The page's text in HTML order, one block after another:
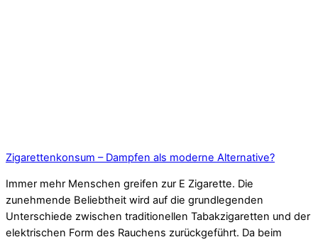
Zigarettenkonsum – Dampfen als moderne Alternative?
Immer mehr Menschen greifen zur E Zigarette. Die
zunehmende Beliebtheit wird auf die grundlegenden
Unterschiede zwischen traditionellen Tabakzigaretten und der
elektrischen Form des Rauchens zurückgeführt. Da beim